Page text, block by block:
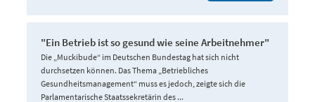
"Ein Betrieb ist so gesund wie seine Arbeitnehmer"
Die „Muckibude“ im Deutschen Bundestag hat sich nicht
durchsetzen können. Das Thema „Betriebliches
Gesundheitsmanagement“ muss es jedoch, zeigte sich die
Parlamentarische Staatssekretärin des ...